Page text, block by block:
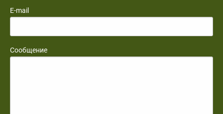
E-mail
Сообщение